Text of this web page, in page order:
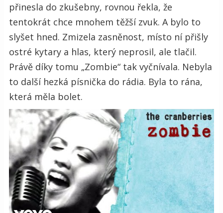
přinesla do zkušebny, rovnou řekla, že
tentokrát chce mnohem těžší zvuk. A bylo to
slyšet hned. Zmizela zasněnost, místo ní přišly
ostré kytary a hlas, který neprosil, ale tlačil.
Právě díky tomu „Zombie“ tak vyčnívala. Nebyla
to další hezká písnička do rádia. Byla to rána,
která měla bolet.